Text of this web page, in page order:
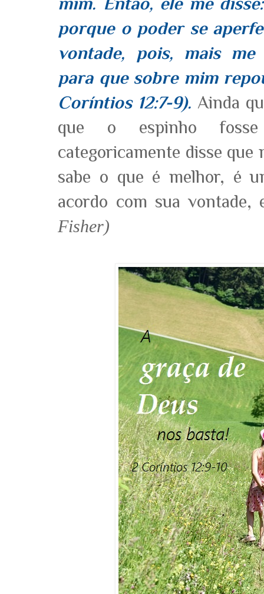
porque o poder se
vontade, pois, mais
para que sobre mim
Coríntios 12:7-9). Ainda
que o espinho
categoricamente disse que
sabe o que é melhor, é
acordo com sua
Fisher)